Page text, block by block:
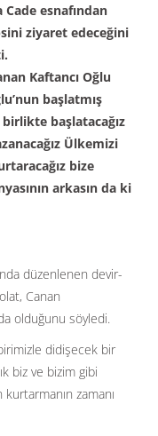
Cade esnafından
ziyaret edeceğini
Kaftancı Oğlu
başlatmış
başlatacağız
Ülkemizi
bize
arkasın da ki
düzenlenen devir-
Canan
olduğunu söyledi.
didişecek bir
biz ve bizim gibi
zamanı